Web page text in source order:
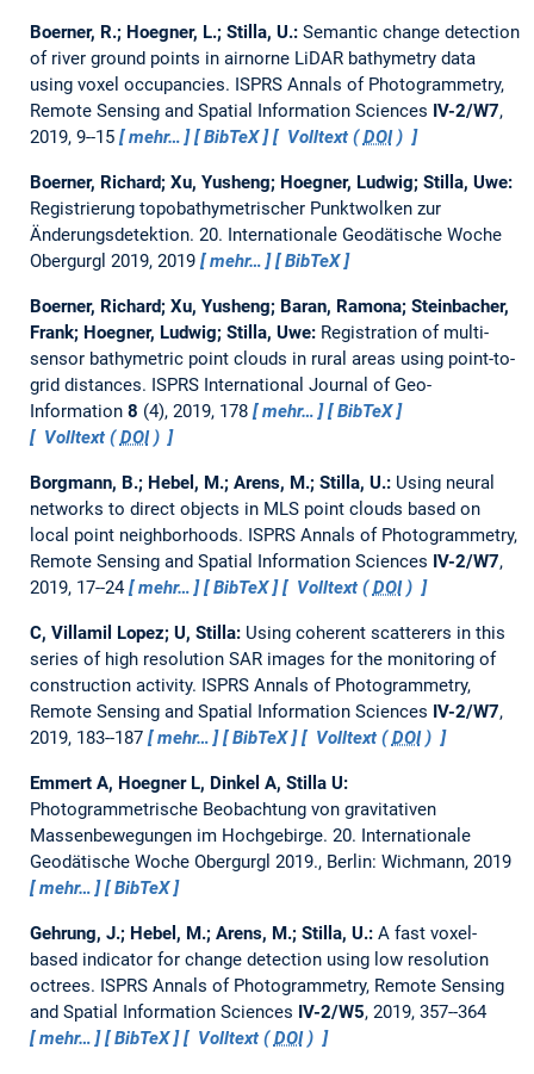
Boerner, R.; Hoegner, L.; Stilla, U.: Semantic change detection
of river ground points in airnorne LiDAR bathymetry data
using voxel occupancies. ISPRS Annals of Photogrammetry,
Remote Sensing and Spatial Information Sciences IV-2/W7,
2019, 9--15
mehr… BibTeX Volltext (DOI)
Boerner, Richard; Xu, Yusheng; Hoegner, Ludwig; Stilla, Uwe:
Registrierung topobathymetrischer Punktwolken zur
Änderungsdetektion. 20. Internationale Geodätische Woche
Obergurgl 2019, 2019
mehr… BibTeX
Boerner, Richard; Xu, Yusheng; Baran, Ramona; Steinbacher,
Frank; Hoegner, Ludwig; Stilla, Uwe: Registration of multi-
sensor bathymetric point clouds in rural areas using point-to-
grid distances. ISPRS International Journal of Geo-
Information 8 (4), 2019, 178 mehr…
BibTeX
Volltext (DOI)
Borgmann, B.; Hebel, M.; Arens, M.; Stilla, U.: Using neural
networks to direct objects in MLS point clouds based on
local point neighborhoods. ISPRS Annals of Photogrammetry,
Remote Sensing and Spatial Information Sciences IV-2/W7,
2019, 17--24
mehr… BibTeX Volltext (DOI)
C, Villamil Lopez; U, Stilla: Using coherent scatterers in this
series of high resolution SAR images for the monitoring of
construction activity. ISPRS Annals of Photogrammetry,
Remote Sensing and Spatial Information Sciences IV-2/W7,
2019, 183--187
mehr… BibTeX Volltext (DOI)
Emmert A, Hoegner L, Dinkel A, Stilla U:
Photogrammetrische Beobachtung von gravitativen
Massenbewegungen im Hochgebirge. 20. Internationale
Geodätische Woche Obergurgl 2019., Berlin: Wichmann, 2019
mehr…
BibTeX
Gehrung, J.; Hebel, M.; Arens, M.; Stilla, U.: A fast voxel-
based indicator for change detection using low resolution
octrees. ISPRS Annals of Photogrammetry, Remote Sensing
and Spatial Information Sciences IV-2/W5, 2019, 357--364
mehr…
BibTeX Volltext (DOI)